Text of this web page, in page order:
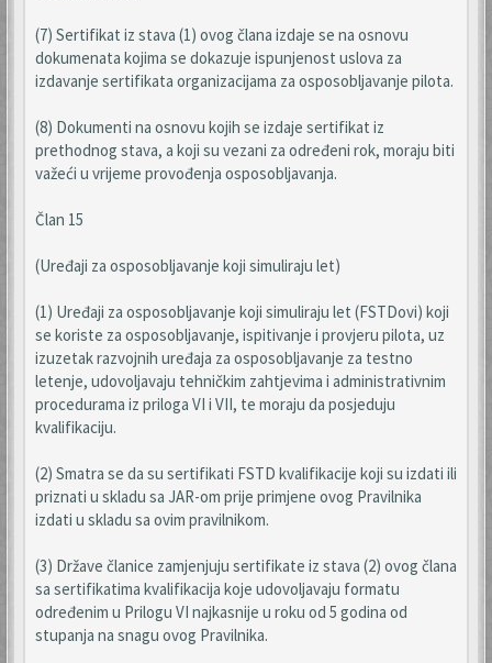
(7) Sertifikat iz stava (1) ovog člana izdaje se na osnovu
dokumenata kojima se dokazuje ispunjenost uslova za
izdavanje sertifikata organizacijama za osposobljavanje pilota.
(8) Dokumenti na osnovu kojih se izdaje sertifikat iz
prethodnog stava, a koji su vezani za određeni rok, moraju biti
važeći u vrijeme provođenja osposobljavanja.
Član 15
(Uređaji za osposobljavanje koji simuliraju let)
(1) Uređaji za osposobljavanje koji simuliraju let (FSTDovi) koji
se koriste za osposobljavanje, ispitivanje i provjeru pilota, uz
izuzetak razvojnih uređaja za osposobljavanje za testno
letenje, udovoljavaju tehničkim zahtjevima i administrativnim
procedurama iz priloga VI i VII, te moraju da posjeduju
kvalifikaciju.
(2) Smatra se da su sertifikati FSTD kvalifikacije koji su izdati ili
priznati u skladu sa JAR-om prije primjene ovog Pravilnika
izdati u skladu sa ovim pravilnikom.
(3) Države članice zamjenjuju sertifikate iz stava (2) ovog člana
sa sertifikatima kvalifikacija koje udovoljavaju formatu
određenim u Prilogu VI najkasnije u roku od 5 godina od
stupanja na snagu ovog Pravilnika.